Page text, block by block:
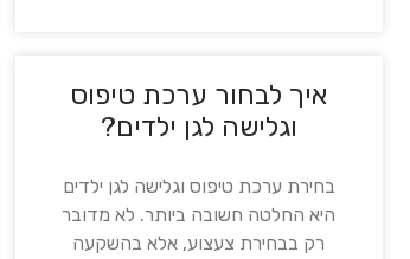
איך לבחור ערכת טיפוס
וגלישה לגן ילדים?
בחירת ערכת טיפוס וגלישה לגן ילדים
היא החלטה חשובה ביותר. לא מדובר
רק בבחירת צעצוע, אלא בהשקעה